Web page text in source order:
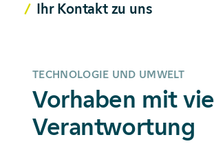
Ihr Kontakt zu uns
TECHNOLOGIE UND UMWELT
Vorhaben mit
Verantwortung